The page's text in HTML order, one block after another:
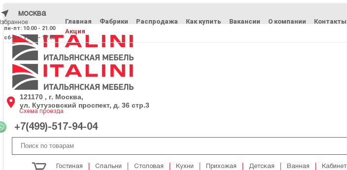
москва
пн-пт: 10.00 - 21.00
сб-вс: 11.00 - 17.00
Главная Фабрики Распродажа Как купить Вакансии О компании Контакты
Акция
121170 , г. Москва,
ул. Кутузовский проспект, д. 36 стр.3
Схема проезда
+7(499)-517-94-04
Гостиная Спальни Столовая Кухни Прихожая Детская Ванная Кабинет